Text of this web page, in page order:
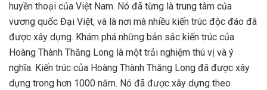
huyền thoại của Việt Nam. Nó đã từng là trung tâm của
vương quốc Đại Việt, và là nơi mà nhiều kiến trúc độc đáo đã
được xây dựng. Khám phá những bản sắc kiến trúc của
Hoàng Thành Thăng Long là một trải nghiệm thú vị và ý
nghĩa. Kiến trúc của Hoàng Thành Thăng Long đã được xây
dựng trong hơn 1000 năm. Nó đã được xây dựng theo